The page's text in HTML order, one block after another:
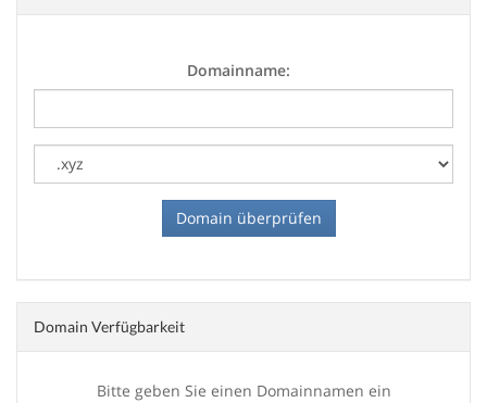
Domainname:
Domain Verfügbarkeit
Bitte geben Sie einen Domainnamen ein